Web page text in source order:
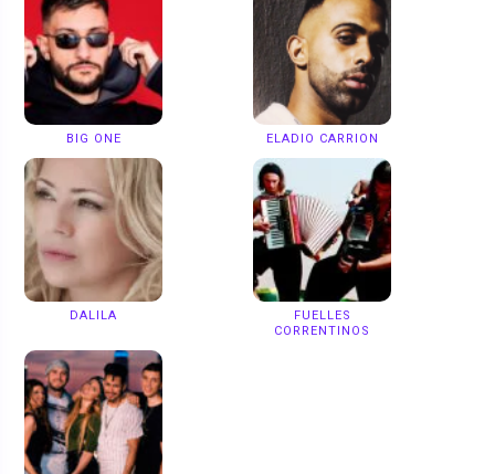
BIG ONE ELADIO CARRION
DALILA
FUELLES
CORRENTINOS